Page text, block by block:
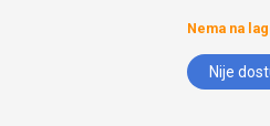
Nema na
Nije